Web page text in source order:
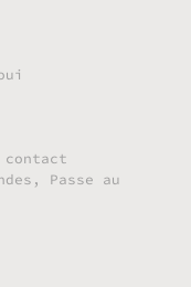
Passe au